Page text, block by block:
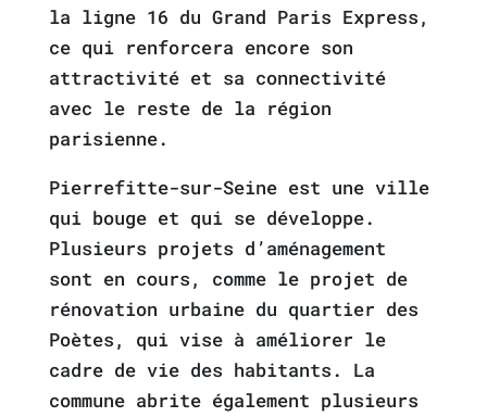
la ligne 16 du Grand Paris Express,
ce qui renforcera encore son
attractivité et sa connectivité
avec le reste de la région
parisienne.
Pierrefitte-sur-Seine est une ville
qui bouge et qui se développe.
Plusieurs projets d’aménagement
sont en cours, comme le projet de
rénovation urbaine du quartier des
Poètes, qui vise à améliorer le
cadre de vie des habitants. La
commune abrite également plusieurs